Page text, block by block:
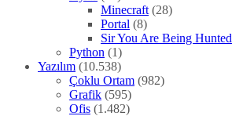
Minecraft (28)
Portal (8)
Sir You Are Being Hunted
Python (1)
Yazılım (10.538)
Çoklu Ortam (982)
Grafik (595)
Ofis (1.482)